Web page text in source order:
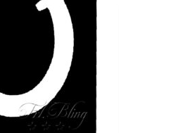
können
Produktseite
gewählt
werden